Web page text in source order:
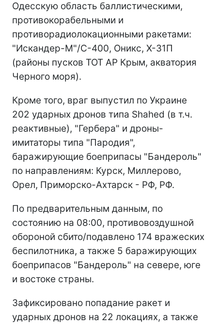
Одесскую область баллистическими,
противокорабельными и
противорадиолокационными ракетами:
"Искандер-М"/С-400, Оникс, Х-31П
(районы пусков ТОТ АР Крым, акватория
Черного моря).
Кроме того, враг выпустил по Украине
202 ударных дронов типа Shahed (в т.ч.
реактивные), "Гербера" и дроны-
имитаторы типа "Пародия",
баражирующие боеприпасы "Бандероль"
по направлениям: Курск, Миллерово,
Орел, Приморско-Ахтарск - РФ, РФ.
По предварительным данным, по
состоянию на 08:00, противовоздушной
обороной сбито/подавлено 174 вражеских
беспилотника, а также 5 баражирующих
боеприпасов "Бандероль" на севере, юге
и востоке страны.
Зафиксировано попадание ракет и
ударных дронов на 22 локациях, а также